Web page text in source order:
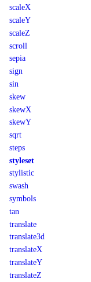
scaleX
scaleY
scaleZ
scroll
sepia
sign
sin
skew
skewX
skewY
sqrt
steps
styleset
stylistic
swash
symbols
tan
translate
translate3d
translateX
translateY
translateZ